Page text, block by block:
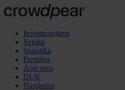
Investuotojams
Verslui
Statistika
Premijos
Apie mus
DUK
Naujienos